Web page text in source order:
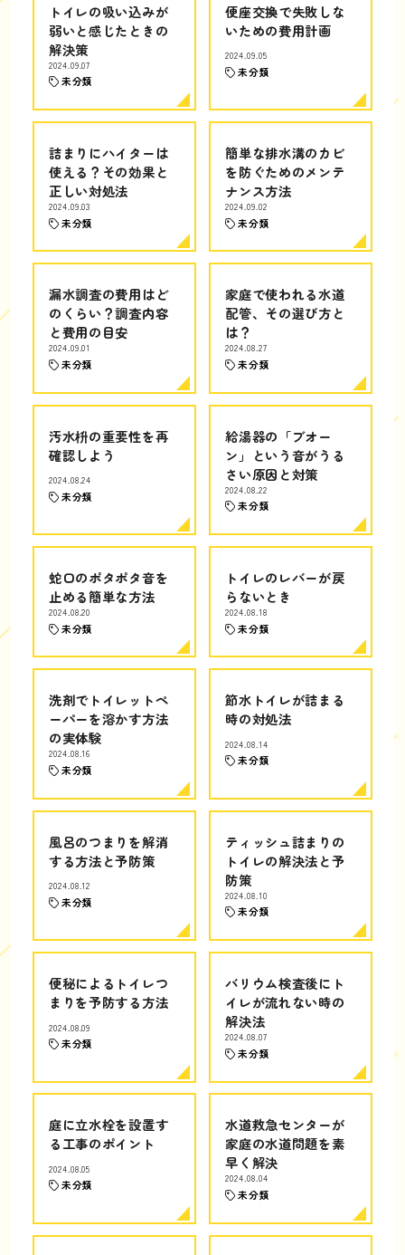
トイレの吸い込みが
弱いと感じたときの
解決策
2024.09.07
未分類
便座交換で失敗しな
いための費用計画
2024.09.05
未分類
詰まりにハイターは
使える？その効果と
正しい対処法
2024.09.03
未分類
簡単な排水溝のカビ
を防ぐためのメンテ
ナンス方法
2024.09.02
未分類
漏水調査の費用はど
のくらい？調査内容
と費用の目安
2024.09.01
未分類
家庭で使われる水道
配管、その選び方と
は？
2024.08.27
未分類
汚水枡の重要性を再
確認しよう
2024.08.24
未分類
給湯器の「ブオー
ン」という音がうる
さい原因と対策
2024.08.22
未分類
蛇口のポタポタ音を
止める簡単な方法
2024.08.20
未分類
トイレのレバーが戻
らないとき
2024.08.18
未分類
洗剤でトイレットペ
ーパーを溶かす方法
の実体験
2024.08.16
未分類
節水トイレが詰まる
時の対処法
2024.08.14
未分類
風呂のつまりを解消
する方法と予防策
2024.08.12
未分類
ティッシュ詰まりの
トイレの解決法と予
防策
2024.08.10
未分類
便秘によるトイレつ
まりを予防する方法
2024.08.09
未分類
バリウム検査後にト
イレが流れない時の
解決法
2024.08.07
未分類
庭に立水栓を設置す
る工事のポイント
2024.08.05
未分類
水道救急センターが
家庭の水道問題を素
早く解決
2024.08.04
未分類